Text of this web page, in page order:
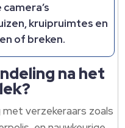
kruipruimtes en
of breken.​
na het
verzekeraars zoals